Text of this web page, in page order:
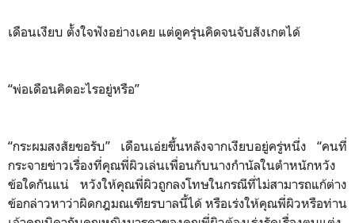
เดือนเงียบ ตั้งใจฟังอย่างเคย แต่ดูครุ่นคิดจนจับสังเกตได้
“พ่อเดือนคิดอะไรอยู่หรือ”
“กระผมสงสัยขอรับ” เดือนเอ่ยขึ้นหลังจากเงียบอยู่ครู่หนึ่ง “คนที่
กระจายข่าวเรื่องที่คุณพี่ผิวเล่นเพื่อนกับนางกำนัลในตำหนักหวัง
ข้อใดกันแน่ หวังให้คุณพี่ผิวถูกลงโทษในกรณีที่ไม่สามารถแก้ต่าง
ข้อกล่าวหาว่าผิดกฎมณเฑียรบาลนี้ได้ หรือเร่งให้คุณพี่ผิวหรือท่าน